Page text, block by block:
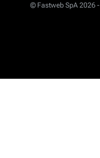
© Fastweb SpA 2026 -